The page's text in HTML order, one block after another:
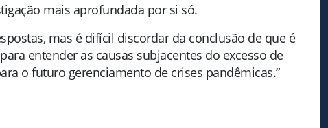
mais aprofundada por si só.
mas é difícil discordar da conclusão de que é
entender as causas subjacentes do excesso de
o futuro gerenciamento de crises pandêmicas.”